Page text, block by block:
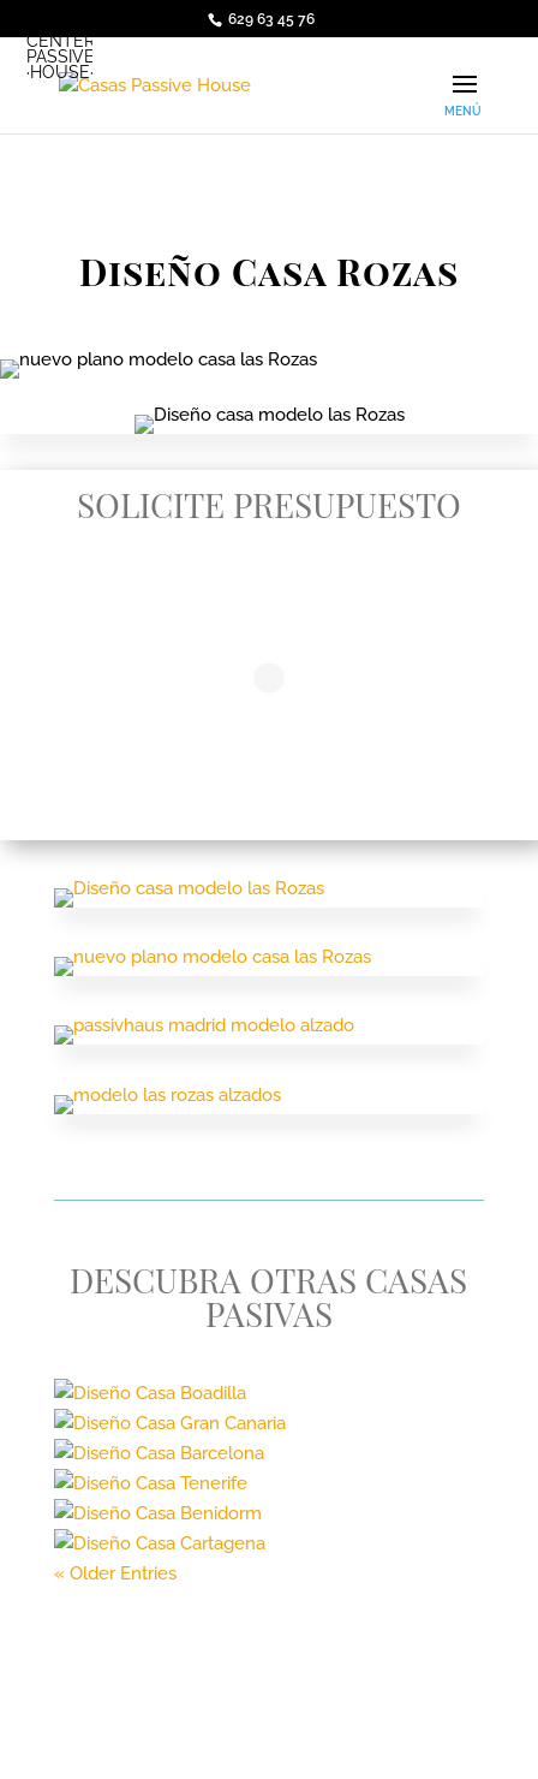
CENTER
PASSIVE
·HOUSE·
629 63 45 76
Diseño Casa Rozas
SOLICITE PRESUPUESTO
DESCUBRA OTRAS CASAS
PASIVAS
« Older Entries